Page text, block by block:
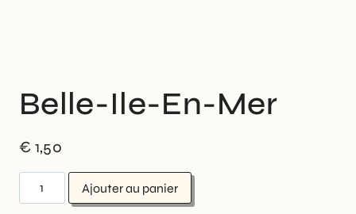
Belle-Ile-En-Mer
€ 1,50
Ajouter au panier